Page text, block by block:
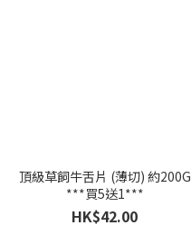
頂級草飼牛舌片 (薄切) 約200G
***買5送1***
HK$42.00